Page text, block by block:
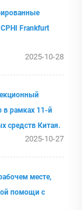
Frankfurt
2025-10-28
в рамках 11-й
средств Китая.
2025-10-27
месте,
помощи с